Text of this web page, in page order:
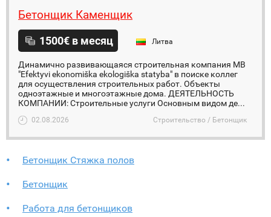
Бетонщик Каменщик
1500€ в месяц Литва
Динамично развивающаяся строительная компания MB
"Efektyvi ekonomiška ekologiška statyba" в поиске коллег
для осуществления строительных работ. Объекты
одноэтажные и многоэтажные дома. ДЕЯТЕЛЬНОСТЬ
КОМПАНИИ: Строительные услуги Основным видом де...
02.08.2026 Строительство / Бетонщик
Бетонщик Стяжка полов
Бетонщик
Работа для бетонщиков